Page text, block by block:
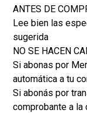
ANTES DE
Lee bien las
sugerida
NO SE HACEN
Si abonas por
automática a tu
Si abonás por
comprobante a